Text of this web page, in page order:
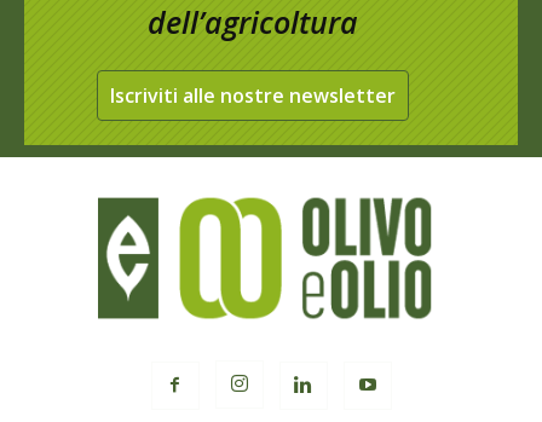
dell’agricoltura
Iscriviti alle nostre newsletter